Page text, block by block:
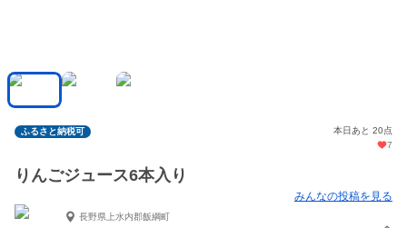
ふるさと納税可
本日あと 20点
7
りんごジュース6本入り
みんなの投稿を見る
長野県上水内郡飯綱町